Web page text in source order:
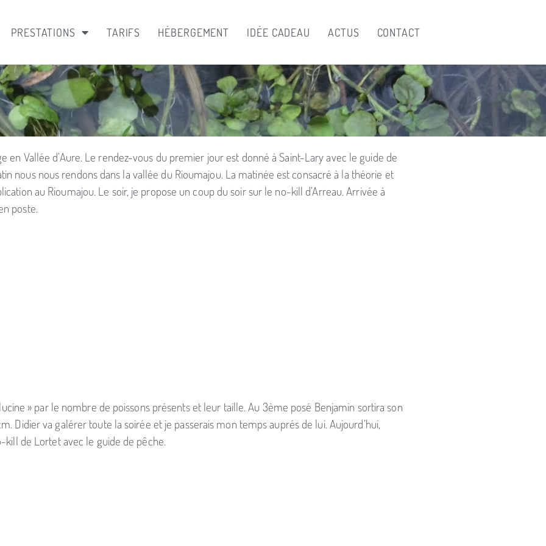
PRESTATIONS TARIFS HÉBERGEMENT IDÉE CADEAU ACTUS CONTACT
en Vallée d’Aure. Le rendez-vous du premier jour est donné à Saint-Lary avec le guide de
nous nous rendons dans la vallée du Rioumajou. La matinée est consacré à la théorie et
au Rioumajou. Le soir, je propose un coup du soir sur le no-kill d’Arreau. Arrivée à
poste.
» par le nombre de poissons présents et leur taille. Au 3ème posé Benjamin sortira son
Didier va galérer toute la soirée et je passerais mon temps auprés de lui. Aujourd’hui,
de Lortet avec le guide de pêche.